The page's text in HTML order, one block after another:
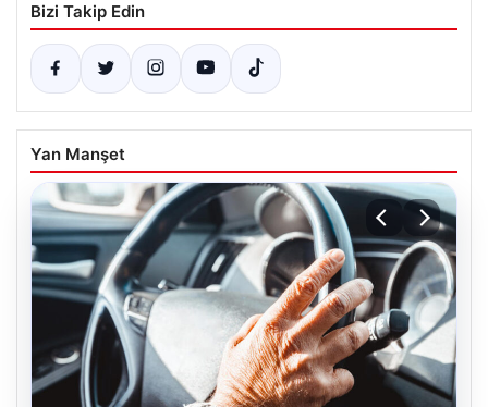
Bizi Takip Edin
Yan Manşet